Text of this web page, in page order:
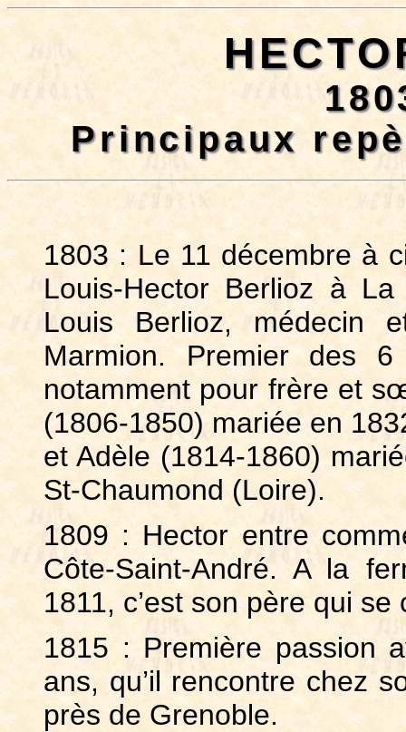
Principaux
1803 : Le 11 décembre à
Louis-Hector Berlioz à
Louis Berlioz, médecin
Marmion. Premier des
notamment pour frère et
(1806-1850) mariée en
et Adèle (1814-1860)
St-Chaumond (Loire).
1809 : Hector entre
Côte-Saint-André. A la
1811, c’est son père qui
1815 : Première passion
ans, qu’il rencontre chez
près de Grenoble.